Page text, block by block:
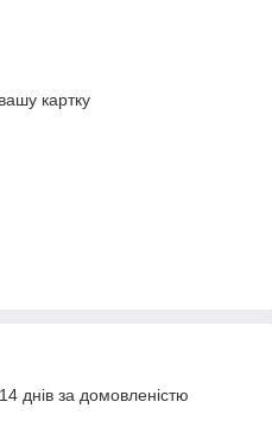
картку
днів за домовленістю